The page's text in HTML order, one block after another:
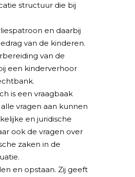
structuur die bij
en daarbij
van de kinderen.
van de
een kinderverhoor
is een vraagbaak
vragen aan kunnen
en juridische
ook de vragen over
zaken in de
en opstaan. Zij geeft